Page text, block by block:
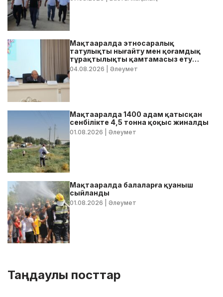
Мақтааралда этносаралық
татулықты нығайту мен қоғамдық
тұрақтылықты қамтамасыз ету
бойынша жедел кеңес өтті
04.08.2026 | Әлеумет
Мақтааралда 1400 адам қатысқан
сенбілікте 4,5 тонна қоқыс жиналды
01.08.2026 | Әлеумет
Мақтааралда балаларға қуаныш
сыйланды
01.08.2026 | Әлеумет
Таңдаулы посттар